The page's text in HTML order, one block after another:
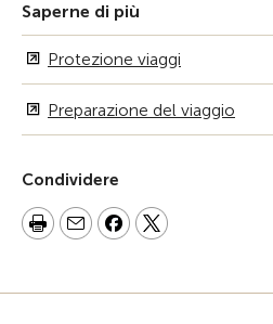
Saperne di più
Protezione viaggi
Preparazione del viaggio
Condividere